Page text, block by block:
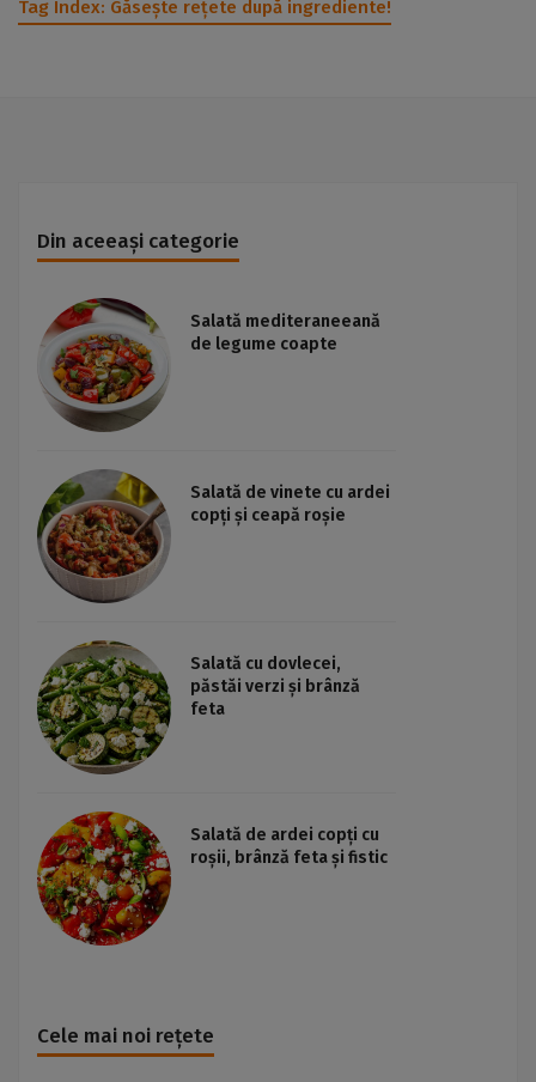
Tag Index: Găsește rețete după ingrediente!
Din aceeași categorie
Salată mediteraneeană
de legume coapte
Salată de vinete cu ardei
copți și ceapă roșie
Salată cu dovlecei,
păstăi verzi și brânză
feta
Salată de ardei copți cu
roșii, brânză feta și fistic
Cele mai noi rețete